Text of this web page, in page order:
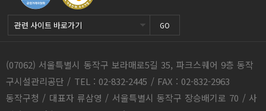
GO
(07062) 서울특별시 동작구 보라매로5길 35, 파크스퀘어 9층 동작
구시설관리공단 / TEL : 02-832-2445 / FAX : 02-832-2963
동작구청 / 대표자 류삼영 / 서울특별시 동작구 장승배기로 70 / 사